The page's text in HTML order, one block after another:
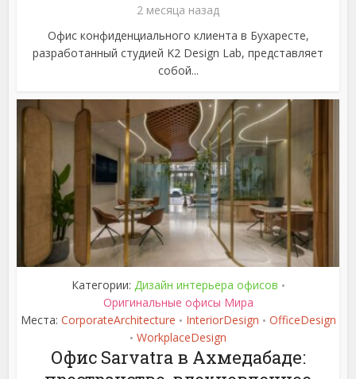
2 месяца назад
Офис конфиденциального клиента в Бухаресте,
разработанный студией K2 Design Lab, представляет
собой...
Категории: Дизайн интерьера офисов •
Оригинальные офисы Мира
Места: CorporateArchitecture • InteriorDesign • OfficeDesign
• WorkplaceDesign
Офис Sarvatra в Ахмедабаде: